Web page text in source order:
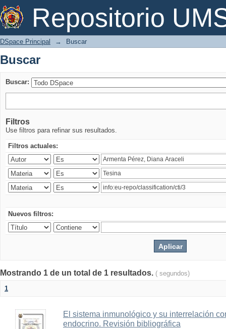
Repositorio
Buscar
DSpace Principal → Buscar
Buscar
Buscar:
Filtros
Use filtros para refinar sus resultados.
Filtros actuales:
Nuevos filtros:
Mostrando 1 de un total de 1 resultados. ( segundos)
1
El sistema inmunológico y su interrelación
endocrino. Revisión bibliográfica